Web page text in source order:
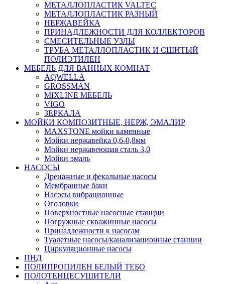
МЕТАЛЛОПЛАСТИК VALTEC
МЕТАЛЛОПЛАСТИК РАЗНЫЙ
НЕРЖАВЕЙКА
ПРИНАДЛЕЖНОСТИ ДЛЯ КОЛЛЕКТОРОВ
СМЕСИТЕЛЬНЫЕ УЗЛЫ
ТРУБА МЕТАЛЛОПЛАСТИК И СШИТЫЙ
ПОЛИЭТИЛЕН
МЕБЕЛЬ ДЛЯ ВАННЫХ КОМНАТ
AQWELLA
GROSSMAN
MIXLINE МЕБЕЛЬ
VIGO
ЗЕРКАЛА
МОЙКИ КОМПОЗИТНЫЕ, НЕРЖ, ЭМАЛИР
MAXSTONE мойки каменные
Мойки нержавейка 0,6-0,8мм
Мойки нержавеющая сталь 3,0
Мойки эмаль
НАСОСЫ
Дренажные и фекальные насосы
Мембранные баки
Насосы вибрационные
Оголовки
Поверхностные насосные станции
Погружные скважинные насосы
Принадлежности к насосам
Туалетные насосы/канализационные станции
Циркуляционные насосы
ПНД
ПОЛИПРОПИЛЕН БЕЛЫЙ ТЕБО
ПОЛОТЕНЦЕСУШИТЕЛИ